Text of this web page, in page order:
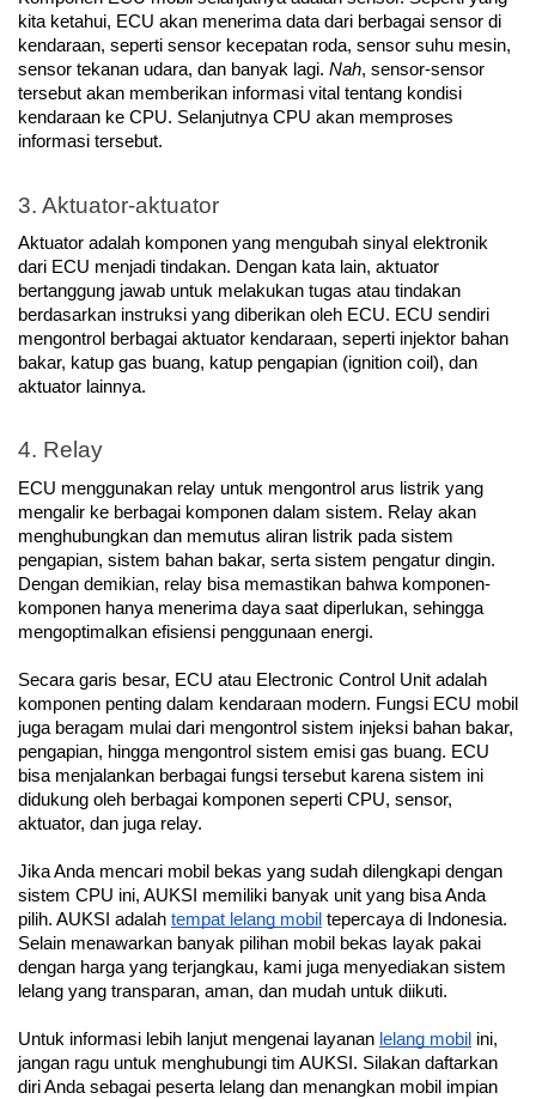
kita ketahui, ECU akan menerima data dari berbagai sensor di
kendaraan, seperti sensor kecepatan roda, sensor suhu mesin,
sensor tekanan udara, dan banyak lagi. Nah, sensor-sensor
tersebut akan memberikan informasi vital tentang kondisi
kendaraan ke CPU. Selanjutnya CPU akan memproses
informasi tersebut.
3. Aktuator-aktuator
Aktuator adalah komponen yang mengubah sinyal elektronik
dari ECU menjadi tindakan. Dengan kata lain, aktuator
bertanggung jawab untuk melakukan tugas atau tindakan
berdasarkan instruksi yang diberikan oleh ECU. ECU sendiri
mengontrol berbagai aktuator kendaraan, seperti injektor bahan
bakar, katup gas buang, katup pengapian (ignition coil), dan
aktuator lainnya.
4. Relay
ECU menggunakan relay untuk mengontrol arus listrik yang
mengalir ke berbagai komponen dalam sistem. Relay akan
menghubungkan dan memutus aliran listrik pada sistem
pengapian, sistem bahan bakar, serta sistem pengatur dingin.
Dengan demikian, relay bisa memastikan bahwa komponen-
komponen hanya menerima daya saat diperlukan, sehingga
mengoptimalkan efisiensi penggunaan energi.
Secara garis besar, ECU atau Electronic Control Unit adalah
komponen penting dalam kendaraan modern. Fungsi ECU mobil
juga beragam mulai dari mengontrol sistem injeksi bahan bakar,
pengapian, hingga mengontrol sistem emisi gas buang. ECU
bisa menjalankan berbagai fungsi tersebut karena sistem ini
didukung oleh berbagai komponen seperti CPU, sensor,
aktuator, dan juga relay.
Jika Anda mencari mobil bekas yang sudah dilengkapi dengan
sistem CPU ini, AUKSI memiliki banyak unit yang bisa Anda
pilih. AUKSI adalah tempat lelang mobil tepercaya di Indonesia.
Selain menawarkan banyak pilihan mobil bekas layak pakai
dengan harga yang terjangkau, kami juga menyediakan sistem
lelang yang transparan, aman, dan mudah untuk diikuti.
Untuk informasi lebih lanjut mengenai layanan lelang mobil ini,
jangan ragu untuk menghubungi tim AUKSI. Silakan daftarkan
diri Anda sebagai peserta lelang dan menangkan mobil impian